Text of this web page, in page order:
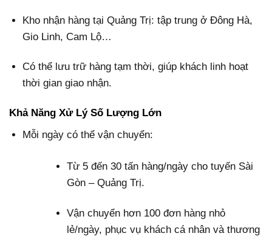
Kho nhận hàng tại Quảng Trị: tập trung ở Đông Hà,
Gio Linh, Cam Lộ…
Có thể lưu trữ hàng tạm thời, giúp khách linh hoạt
thời gian giao nhận.
Khả Năng Xử Lý Số Lượng Lớn
Mỗi ngày có thể vận chuyển:
Từ 5 đến 30 tấn hàng/ngày cho tuyến Sài
Gòn – Quảng Trị.
Vận chuyển hơn 100 đơn hàng nhỏ
lẻ/ngày, phục vụ khách cá nhân và thương